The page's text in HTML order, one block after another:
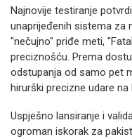
Najnovije testiranje
unaprijeđenih sistema za
"nečujno" priđe meti,
preciznošću. Prema
odstupanja od samo pet
hirurški precizne udare
Uspješno lansiranje i
ogroman iskorak za